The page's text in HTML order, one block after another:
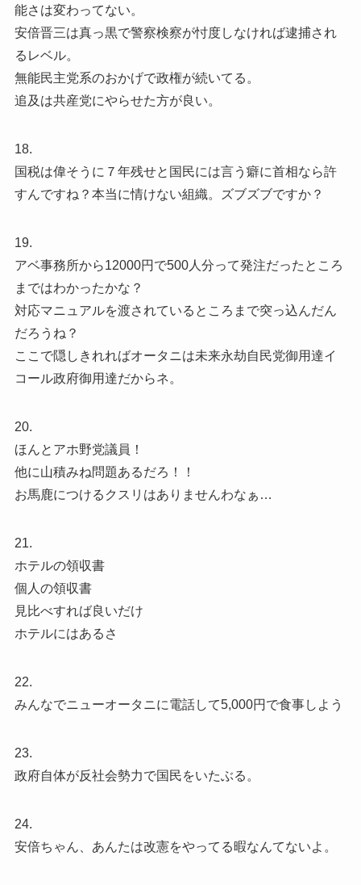
能さは変わってない。
安倍晋三は真っ黒で警察検察が忖度しなければ逮捕され
るレベル。
無能民主党系のおかげで政権が続いてる。
追及は共産党にやらせた方が良い。
18.
国税は偉そうに７年残せと国民には言う癖に首相なら許
すんですね？本当に情けない組織。ズブズブですか？
19.
アベ事務所から12000円で500人分って発注だったところ
まではわかったかな？
対応マニュアルを渡されているところまで突っ込んだん
だろうね？
ここで隠しきれればオータニは未来永劫自民党御用達イ
コール政府御用達だからネ。
20.
ほんとアホ野党議員！
他に山積みね問題あるだろ！！
お馬鹿につけるクスリはありませんわなぁ…
21.
ホテルの領収書
個人の領収書
見比べすれば良いだけ
ホテルにはあるさ
22.
みんなでニューオータニに電話して5,000円で食事しよう
23.
政府自体が反社会勢力で国民をいたぶる。
24.
安倍ちゃん、あんたは改憲をやってる暇なんてないよ。